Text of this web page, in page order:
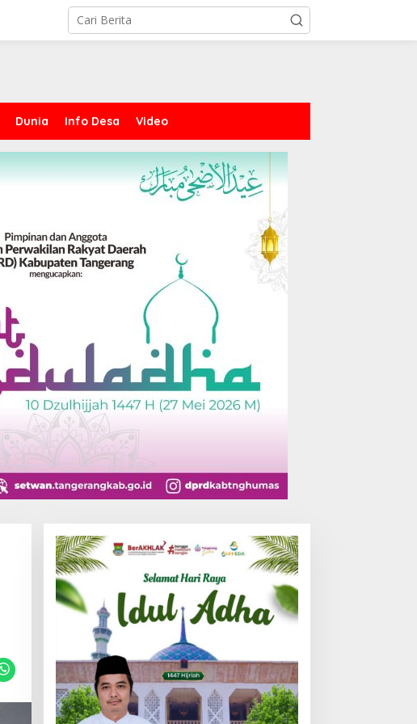
Dunia Info Desa Video